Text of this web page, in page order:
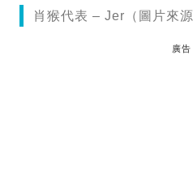
肖猴代表 – Jer（圖片來
廣告